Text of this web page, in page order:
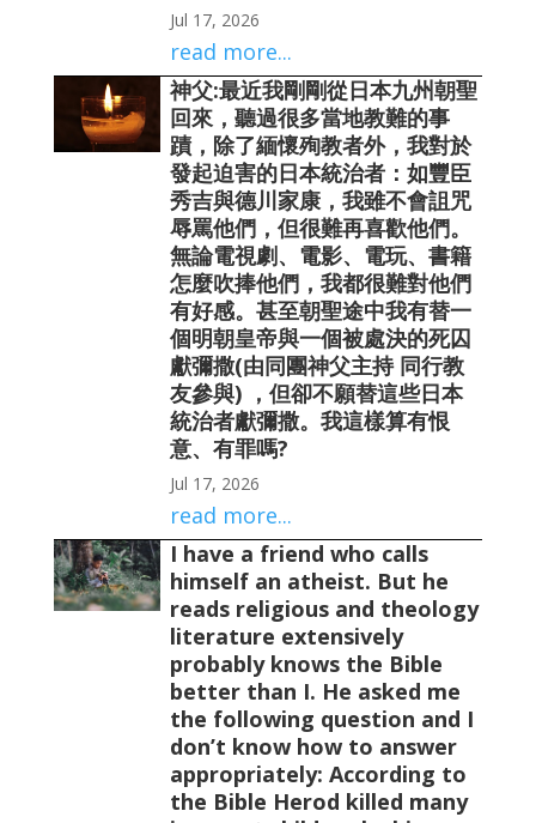
Jul 17, 2026
read more...
神父:最近我剛剛從日本九州朝聖
回來，聽過很多當地教難的事
蹟，除了緬懷殉教者外，我對於
發起迫害的日本統治者：如豐臣
秀吉與德川家康，我雖不會詛咒
辱罵他們，但很難再喜歡他們。
無論電視劇、電影、電玩、書籍
怎麼吹捧他們，我都很難對他們
有好感。甚至朝聖途中我有替一
個明朝皇帝與一個被處決的死囚
獻彌撒(由同團神父主持 同行教
友參與) ，但卻不願替這些日本
統治者獻彌撒。我這樣算有恨
意、有罪嗎?
Jul 17, 2026
read more...
I have a friend who calls
himself an atheist. But he
reads religious and theology
literature extensively
probably knows the Bible
better than I. He asked me
the following question and I
don’t know how to answer
appropriately: According to
the Bible Herod killed many